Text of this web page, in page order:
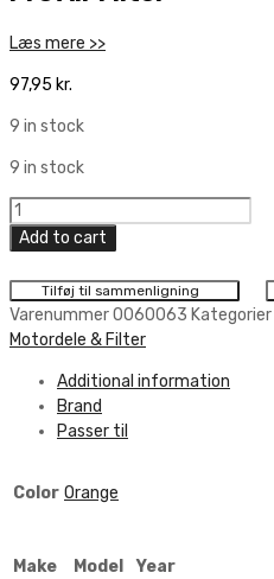
Læs mere >>
97,95 kr.
9 in stock
9 in stock
Pro
Air
Filter
quantity
Add to cart
Tilføj til sammenligning
Varenummer0060063 Kategorier
Motordele & Filter
Additional information
Brand
Passer til
Color Orange
Make Model
Year